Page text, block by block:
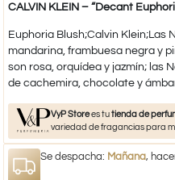
CALVIN KLEIN – “Decant
Euphoria Blush;Calvin Klein;Las
mandarina, frambuesa negra y
son rosa, orquídea y jazmín; las
de cachemira, chocolate y
VyP Storees tutienda de
variedad de fragancias para
Se despacha: Mañana,